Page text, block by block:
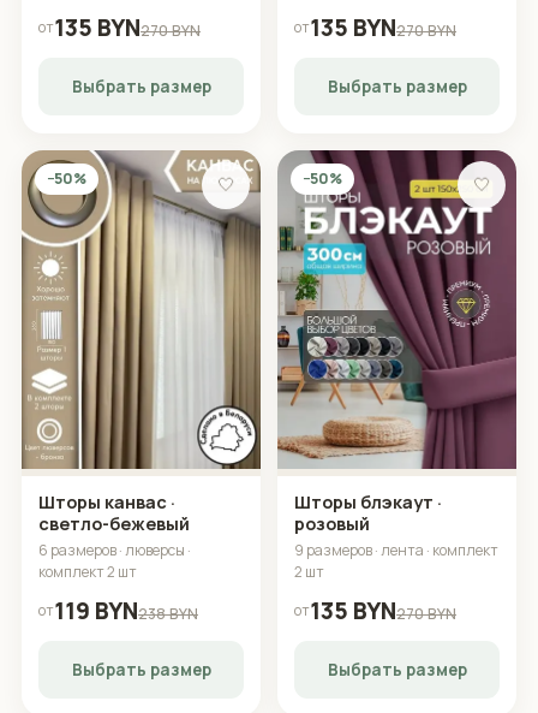
от135 BYN270 BYN
Выбрать размер
от135 BYN270 BYN
Выбрать размер
−50% 🤍
Шторы канвас ·
светло-бежевый
6 размеров · люверсы ·
комплект 2 шт
от119 BYN238 BYN
Выбрать размер
−50% 🤍
Шторы блэкаут ·
розовый
9 размеров · лента · комплект
2 шт
от135 BYN270 BYN
Выбрать размер